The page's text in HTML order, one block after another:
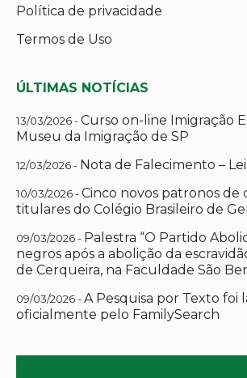
Política de privacidade
Termos de Uso
ÚLTIMAS NOTÍCIAS
13/03/2026 -Curso on-line Imigração
Museu da Imigração de SP
12/03/2026 - Nota de Falecimento –
10/03/2026 -Cinco novos patronos de
titulares do Colégio Brasileiro de
09/03/2026 - Palestra “O Partido
negros após a abolição da
de Cerqueira, na Faculdade São
09/03/2026 -A Pesquisa por Texto foi
oficialmente pelo FamilySearch